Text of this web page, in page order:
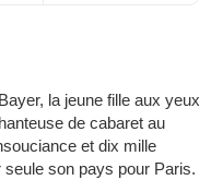
la jeune fille aux yeux
de cabaret au
et dix mille
son pays pour Paris.